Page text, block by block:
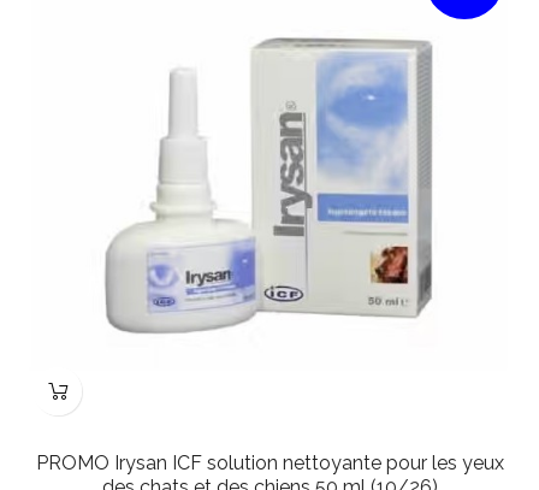
PROMO Irysan ICF solution nettoyante pour les yeux